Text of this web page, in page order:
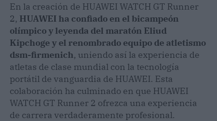
En la creación de HUAWEI WATCH GT Runner
2, HUAWEI ha confiado en el bicampeón
olímpico y leyenda del maratón Eliud
Kipchoge y el renombrado equipo de atletismo
dsm-firmenich, uniendo así la experiencia de
atletas de clase mundial con la tecnología
portátil de vanguardia de HUAWEI. Esta
colaboración ha culminado en que HUAWEI
WATCH GT Runner 2 ofrezca una experiencia
de carrera verdaderamente profesional.